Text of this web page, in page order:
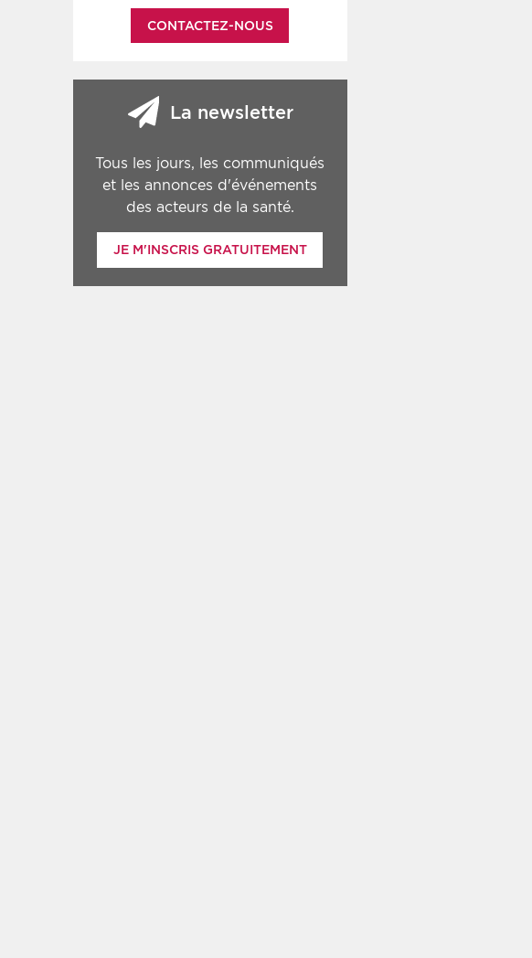
CONTACTEZ-NOUS
La newsletter
Tous les jours, les communiqués
et les annonces d'événements
des acteurs de la santé.
JE M'INSCRIS GRATUITEMENT